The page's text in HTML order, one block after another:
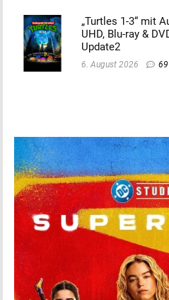
„Turtles 1-3“ mit
UHD, Blu-ray &
Update2
6. August 2026 69